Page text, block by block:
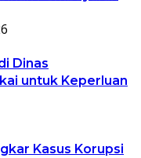
Dinas
untuk Keperluan
Kasus Korupsi